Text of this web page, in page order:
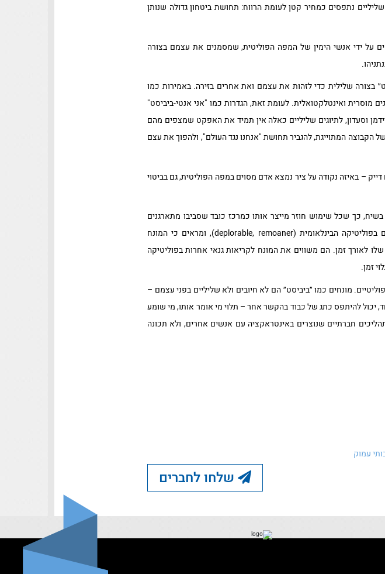
נתפסים כמחיר קטן לעומת הרווח: תחושת ביטחון גדולה שנותן
על ידי אנשי הימין של המפה הפוליטית, שמסמנים את עצמם בצורה
בצורה שלילית כדי לזהות את עצמם ואת אחרים בזירה. באמירות כמו
מוסרית ואינטלקטואלית. לעומת זאת, הגדרות כמו "אני אנטי-ביביסט"
וסעדון, לתיוגים שליליים כאלה אין תמיד את האפקט שמצפים מהם
הקבוצה המתוייגת, להגביר תחושת "אנחנו נגד העולם", ולהפוך את עצם
– באיזה נקודה על ציר נמצא אדם מסוים במפה הפוליטית, גם בביטוי
אותו בשיח, כך שכל שימוש חוזר מייצר אותו כמרכז כובד שסביבו מתארגנים
האחרים בזירה הפוליטית. פרידמן וסעדון עורכים השוואה עם תיוגים אחרים בפוליטיקה הבינלאומית (deplorable, remoaner), ומראים כי המונח
לאורך זמן. הם משווים את המונח לקריאות גנאי אחרות בפוליטיקה
זמן.
מונחים כמו ״ביביסט״ הם לא חיובים ולא שליליים בפני עצמם –
להיתפס כתג של כבוד בהקשר אחר – תלוי מי אומר אותו, מי שומע
חברתיים שנוצרים באינטראקציה עם אנשים אחרים, ולא תכונה
עמוק
שלחו לחברים